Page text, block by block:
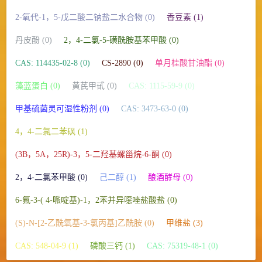
2-氧代-1，5-戊二酸二钠盐二水合物 (0) 香豆素 (1)
丹皮酚 (0) 2，4-二氯-5-磺酰胺基苯甲酸 (0)
CAS: 114435-02-8 (0) CS-2890 (0) 单月桂酸甘油酯 (0)
藻蓝蛋白 (0) 黄芪甲甙 (0) CAS: 1115-59-9 (0)
甲基硫菌灵可湿性粉剂 (0) CAS: 3473-63-0 (0)
4，4-二氯二苯砜 (1)
(3Β，5Α，25R)-3，5-二羟基螺甾烷-6-酮 (0)
2，4-二氯苯甲酸 (0) 己二醇 (1) 酿酒酵母 (0)
6-氟-3-( 4-哌啶基)-1，2苯并异噁唑盐酸盐 (0)
(S)-N-[2-乙酰氧基-3-氯丙基]乙酰胺 (0) 甲维盐 (3)
CAS: 548-04-9 (1) 磷酸三钙 (1) CAS: 75319-48-1 (0)